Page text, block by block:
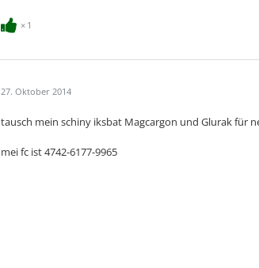
1
27. Oktober 2014
tausch mein schiny iksbat Magcargon und Glurak für
mei fc ist 4742-6177-9965